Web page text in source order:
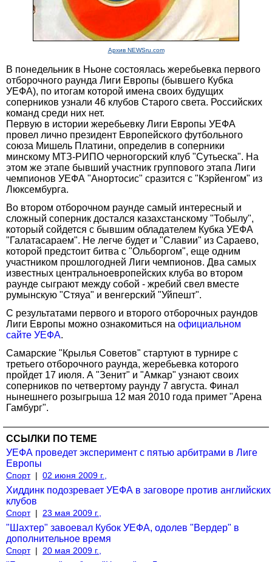
Архив NEWSru.com
В понедельник в Ньоне состоялась жеребьевка первого
отборочного раунда Лиги Европы (бывшего Кубка
УЕФА), по итогам которой имена своих будущих
соперников узнали 46 клубов Старого света. Российских
команд среди них нет.
Первую в истории жеребьевку Лиги Европы УЕФА
провел лично президент Европейского футбольного
союза Мишель Платини, определив в соперники
минскому МТЗ-РИПО черногорский клуб "Сутьеска". На
этом же этапе бывший участник группового этапа Лиги
чемпионов УЕФА "Анортосис" сразится с "Кэрйенгом" из
Люксембурга.
Во втором отборочном раунде самый интересный и
сложный соперник достался казахстанскому "Тобылу",
который сойдется с бывшим обладателем Кубка УЕФА
"Галатасараем". Не легче будет и "Славии" из Сараево,
которой предстоит битва с "Ольборгом", еще одним
участником прошлогодней Лиги чемпионов. Два самых
известных центральноевропейских клуба во втором
раунде сыграют между собой - жребий свел вместе
румынскую "Стяуа" и венгерский "Уйпешт".
С результатами первого и второго отборочных раундов
Лиги Европы можно ознакомиться на официальном
сайте УЕФА.
Самарские "Крылья Советов" стартуют в турнире с
третьего отборочного раунда, жеребьевка которого
пройдет 17 июля. А "Зенит" и "Амкар" узнают своих
соперников по четвертому раунду 7 августа. Финал
нынешнего розыгрыша 12 мая 2010 года примет "Арена
Гамбург".
ССЫЛКИ ПО ТЕМЕ
УЕФА проведет эксперимент с пятью арбитрами в Лиге
Европы
Спорт | 02 июня 2009 г.,
Хиддинк подозревает УЕФА в заговоре против английских
клубов
Спорт | 23 мая 2009 г.,
"Шахтер" завоевал Кубок УЕФА, одолев "Вердер" в
дополнительное время
Спорт | 20 мая 2009 г.,